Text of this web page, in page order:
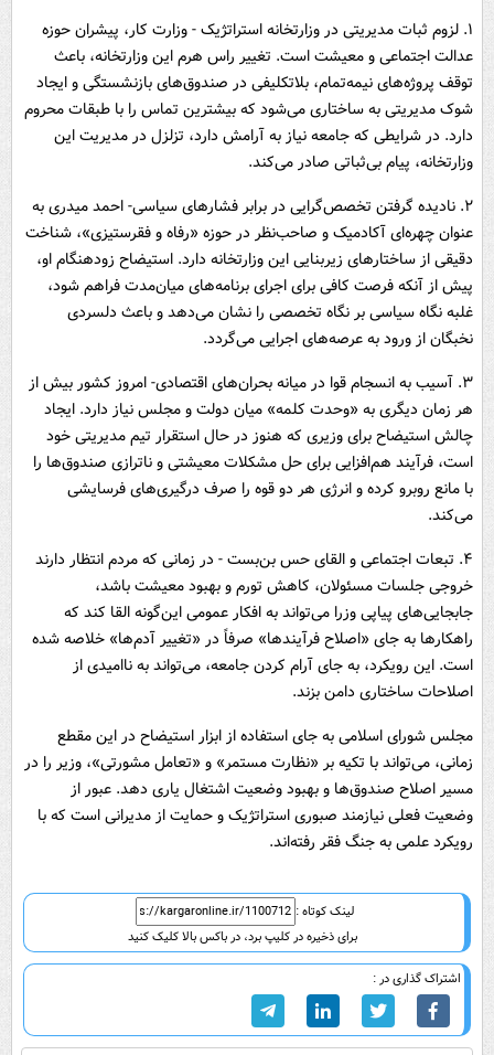
۱. لزوم ثبات مدیریتی در وزارتخانه استراتژیک - وزارت کار، پیشران حوزه
عدالت اجتماعی و معیشت است. تغییر راس هرم این وزارتخانه، باعث
توقف پروژه‌های نیمه‌تمام، بلاتکلیفی در صندوق‌های بازنشستگی و ایجاد
شوک مدیریتی به ساختاری می‌شود که بیشترین تماس را با طبقات محروم
دارد. در شرایطی که جامعه نیاز به آرامش دارد، تزلزل در مدیریت این
وزارتخانه، پیام بی‌ثباتی صادر می‌کند.
۲. نادیده گرفتن تخصص‌گرایی در برابر فشارهای سیاسی- احمد میدری به
عنوان چهره‌ای آکادمیک و صاحب‌نظر در حوزه «رفاه و فقرستیزی»، شناخت
دقیقی از ساختارهای زیربنایی این وزارتخانه دارد. استیضاح زودهنگام او،
پیش از آنکه فرصت کافی برای اجرای برنامه‌های میان‌مدت فراهم شود،
غلبه نگاه سیاسی بر نگاه تخصصی را نشان می‌دهد و باعث دلسردی
نخبگان از ورود به عرصه‌های اجرایی می‌گردد.
۳. آسیب به انسجام قوا در میانه بحران‌های اقتصادی- امروز کشور بیش از
هر زمان دیگری به «وحدت کلمه» میان دولت و مجلس نیاز دارد. ایجاد
چالش استیضاح برای وزیری که هنوز در حال استقرار تیم مدیریتی خود
است، فرآیند هم‌افزایی برای حل مشکلات معیشتی و ناترازی صندوق‌ها را
با مانع روبرو کرده و انرژی هر دو قوه را صرف درگیری‌های فرسایشی
می‌کند.
۴. تبعات اجتماعی و القای حس بن‌بست - در زمانی که مردم انتظار دارند
خروجی جلسات مسئولان، کاهش تورم و بهبود معیشت باشد،
جابجایی‌های پیاپی وزرا می‌تواند به افکار عمومی این‌گونه القا کند که
راهکارها به جای «اصلاح فرآیندها» صرفاً در «تغییر آدم‌ها» خلاصه شده
است. این رویکرد، به جای آرام کردن جامعه، می‌تواند به ناامیدی از
اصلاحات ساختاری دامن بزند.
مجلس شورای اسلامی به جای استفاده از ابزار استیضاح در این مقطع
زمانی، می‌تواند با تکیه بر «نظارت مستمر» و «تعامل مشورتی»، وزیر را در
مسیر اصلاح صندوق‌ها و بهبود وضعیت اشتغال یاری دهد. عبور از
وضعیت فعلی نیازمند صبوری استراتژیک و حمایت از مدیرانی است که با
رویکرد علمی به جنگ فقر رفته‌اند.
لینک کوتاه :
برای ذخیره در کلیپ برد، در باکس بالا کلیک کنید
اشتراک گذاری در :